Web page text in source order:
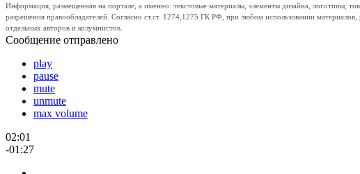
Информация, размещенная на портале, а именно: текстовые материалы, элементы дизайна, логотипы,
разрешения правообладателей. Согласно ст.ст. 1274,1275 ГК РФ, при любом использовании
отдельных авторов и колумнистов.
Сообщение отправлено
play
pause
mute
unmute
max volume
02:01
-01:27